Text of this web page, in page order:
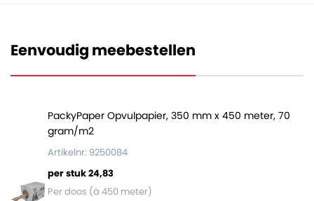
Deze zakken zijn volledig vervaardigd uit polyethyleen
en daarom ook volledig recyclebaar. De zakken zitten
Eenvoudig meebestellen
PackyPaper Opvulpapier, 350 mm x 450 meter, 70
gram/m2
Artikelnr: 9250084
per stuk 24,83
Per doos (à 450 meter)